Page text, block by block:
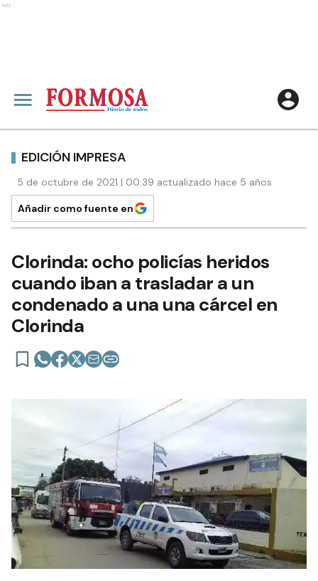
Ads
EDICIÓN IMPRESA
5 de octubre de 2021 | 00:39 actualizado hace 5 años
Añadir como fuente en
Clorinda: ocho policías heridos
cuando iban a trasladar a un
condenado a una una cárcel en
Clorinda